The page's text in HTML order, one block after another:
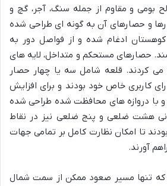
بومی و مقاوم از جمله سنگ، آجر، گچ و
و حصارهای آن به گونه ای طراحی شده
ادغام شده و از فواصل دور به
حصارهای مستحکم و متداخل، لایه های
می کردند. قلعه شامل سه یا چهار حصار
کاربری خاص خود بودند و برای افزایش
و با دروازه های محافظت شده طراحی شده
هشت ضلعی و پنج ضلعی نیز در نقاط
تا امکان نظارت کامل بر تمامی جهات
آورند.
که تنها مسیر صعود ممکن از سمت شمال